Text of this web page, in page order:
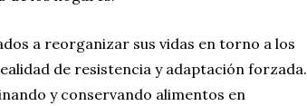
a reorganizar sus vidas en torno a los
de resistencia y adaptación forzada.
y conservando alimentos en